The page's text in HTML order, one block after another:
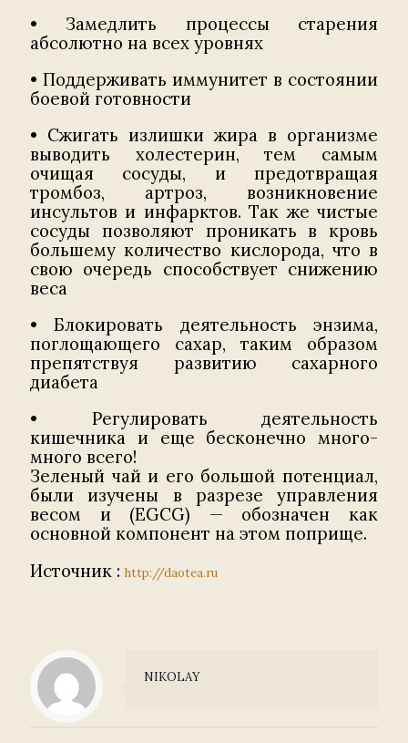
• Замедлить процессы старения
абсолютно на всех уровнях
• Поддерживать иммунитет в состоянии
боевой готовности
• Сжигать излишки жира в организме
выводить холестерин, тем самым
очищая сосуды, и предотвращая
тромбоз, артроз, возникновение
инсультов и инфарктов. Так же чистые
сосуды позволяют проникать в кровь
большему количество кислорода, что в
свою очередь способствует снижению
веса
• Блокировать деятельность энзима,
поглощающего сахар, таким образом
препятствуя развитию сахарного
диабета
• Регулировать деятельность
кишечника и еще бесконечно много-
много всего!
Зеленый чай и его большой потенциал,
были изучены в разрезе управления
весом и (EGCG) — обозначен как
основной компонент на этом поприще.
Источник : http://daotea.ru
NIKOLAY